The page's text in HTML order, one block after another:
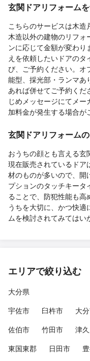
玄関ドアリフォーム
こちらのサービスは木
木造以外の建物のリフ
ンに応じて金額が変わ
えを依頼したいドアの
び、ご予約ください。オ
能型、採光部・ランマあ
あれば併せてご予約く
じめメッセージにてメ
加料金が発生する場合が
玄関ドアリフォーム
おうちの顔とも言える玄
現在販売されているドア
材のものが多いので、開
プションのタッチキー
ることで、防犯性能も
うちを大切に、かつ快
ムを検討されてみてはい
エリアで絞り込む
大分県
宇佐市
臼杵市 大
佐伯市
竹田市 津
東国東郡
日田市